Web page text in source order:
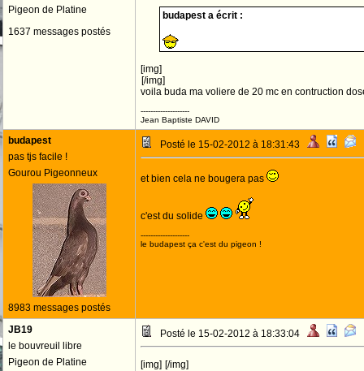
Pigeon de Platine
1637 messages postés
budapest a écrit :
[img]
[/img]
voila buda ma voliere de 20 mc en contruction
--------------------
Jean Baptiste DAVID
budapest
pas tjs facile !
Gourou Pigeonneux
8983 messages postés
Posté le 15-02-2012 à 18:31:43
et bien cela ne bougera pas
c'est du solide
--------------------
le budapest ça c'est du pigeon !
JB19
le bouvreuil libre
Pigeon de Platine
Posté le 15-02-2012 à 18:33:04
[img] [/img]